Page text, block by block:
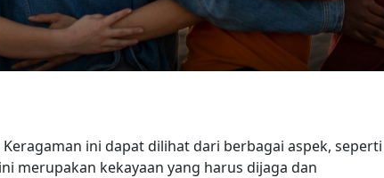
ini dapat dilihat dari berbagai aspek, seperti
merupakan kekayaan yang harus dijaga dan